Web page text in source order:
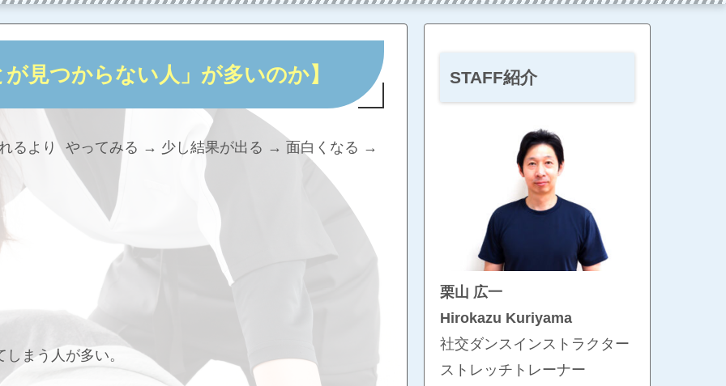
見つからない人」が多いのか】
るより やってみる → 少し結果が出る → 面白くなる →
まう人が多い。
STAFF紹介
栗山 広一
Hirokazu Kuriyama
社交ダンスインストラクター
ストレッチトレーナー